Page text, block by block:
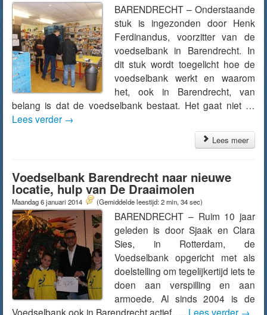
BARENDRECHT – Onderstaande
stuk is ingezonden door Henk
Ferdinandus, voorzitter van de
voedselbank in Barendrecht. In
dit stuk wordt toegelicht hoe de
voedselbank werkt en waarom
het, ook in Barendrecht, van
belang is dat de voedselbank bestaat. Het gaat niet …
Lees verder →
Lees meer
Voedselbank Barendrecht naar nieuwe
locatie, hulp van De Draaimolen
Maandag 6 januari 2014 (Gemiddelde leestijd: 2 min, 34 sec)
BARENDRECHT – Ruim 10 jaar
geleden is door Sjaak en Clara
Sies, in Rotterdam, de
Voedselbank opgericht met als
doelstelling om tegelijkertijd iets te
doen aan verspilling en aan
armoede. Al sinds 2004 is de
Voedselbank ook in Barendrecht actief. … Lees verder →